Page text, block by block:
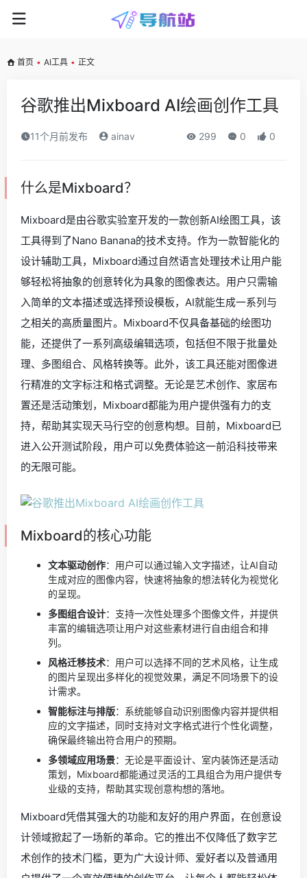
首页 • AI工具 • 正文
谷歌推出Mixboard AI绘画创作工具
11个月前发布 ainav 299 0 0
什么是Mixboard？
Mixboard是由谷歌实验室开发的一款创新AI绘图工具，该
工具得到了Nano Banana的技术支持。作为一款智能化的
设计辅助工具，Mixboard通过自然语言处理技术让用户能
够轻松将抽象的创意转化为具象的图像表达。用户只需输
入简单的文本描述或选择预设模板，AI就能生成一系列与
之相关的高质量图片。Mixboard不仅具备基础的绘图功
能，还提供了一系列高级编辑选项，包括但不限于批量处
理、多图组合、风格转换等。此外，该工具还能对图像进
行精准的文字标注和格式调整。无论是艺术创作、家居布
置还是活动策划，Mixboard都能为用户提供强有力的支
持，帮助其实现天马行空的创意构想。目前，Mixboard已
进入公开测试阶段，用户可以免费体验这一前沿科技带来
的无限可能。
Mixboard的核心功能
文本驱动创作：用户可以通过输入文字描述，让AI自动
生成对应的图像内容，快速将抽象的想法转化为视觉化
的呈现。
多图组合设计：支持一次性处理多个图像文件，并提供
丰富的编辑选项让用户对这些素材进行自由组合和排
列。
风格迁移技术：用户可以选择不同的艺术风格，让生成
的图片呈现出多样化的视觉效果，满足不同场景下的设
计需求。
智能标注与排版：系统能够自动识别图像内容并提供相
应的文字描述，同时支持对文字格式进行个性化调整，
确保最终输出符合用户的预期。
多领域应用场景：无论是平面设计、室内装饰还是活动
策划，Mixboard都能通过灵活的工具组合为用户提供专
业级的支持，帮助其实现创意构想的落地。
Mixboard凭借其强大的功能和友好的用户界面，在创意设
计领域掀起了一场新的革命。它的推出不仅降低了数字艺
术创作的技术门槛，更为广大设计师、爱好者以及普通用